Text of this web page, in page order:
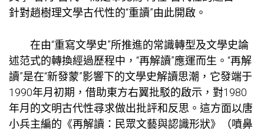
針對趙樹理文學古代性的“重讀”由此開啟。
在由“重寫文學史”所推進的常識轉型及文學史論
述范式的轉換經過歷程中，“再解讀”應運而生。“再解
讀”是在“新發蒙”影響下的文學史解讀思潮，它發端于
1990年月初期，借助東方右翼批駁的啟示，對1980
年月的文明古代性尋求做出批評和反思。這方面以唐
小兵主編的《再解讀：民眾文藝與認識形狀》（噴鼻